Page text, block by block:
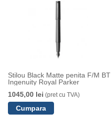
Stilou Black Matte penita F/M BT
Ingenuity Royal Parker
1045,00 lei (pret cu TVA)